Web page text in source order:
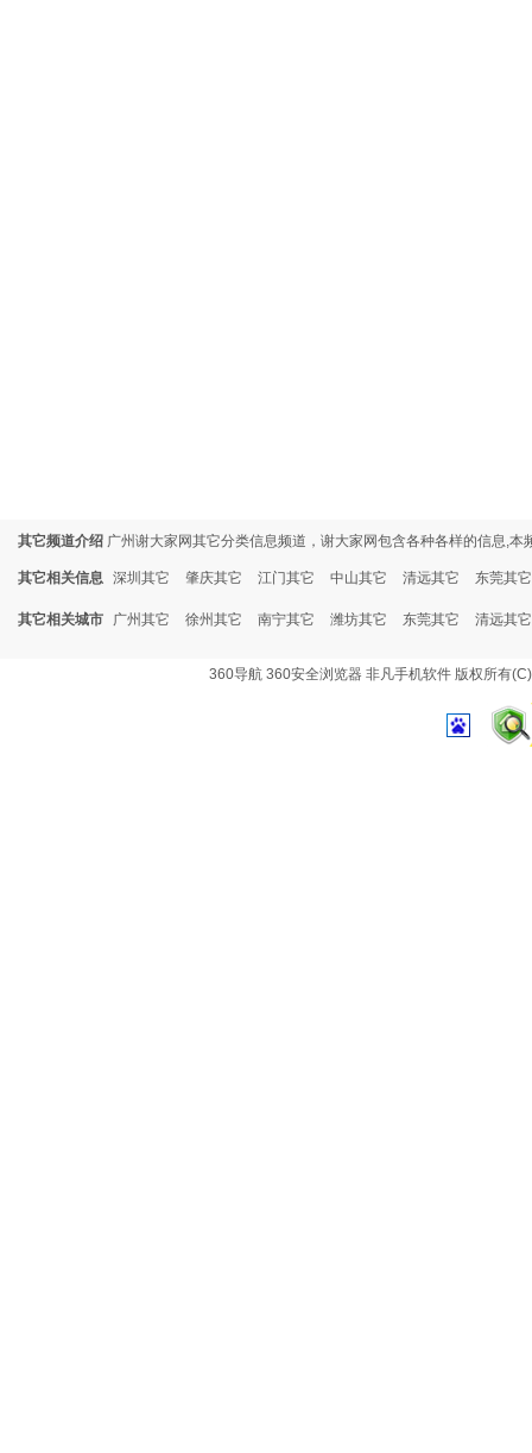
其它频道介绍 广州谢大家网其它分类信息频道，谢大家网包含各种各样的信息,
其它相关信息 深圳其它 肇庆其它 江门其它 中山其它 清远其它 东莞其它
其它相关城市 广州其它 徐州其它 南宁其它 潍坊其它 东莞其它 清远其它
360导航 360安全浏览器 非凡手机软件 版权所有